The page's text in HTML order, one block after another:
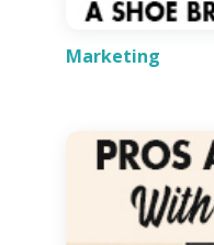
Marketing